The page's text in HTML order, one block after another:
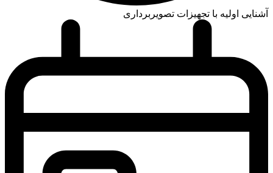
آشنایی اولیه با تجهیزات تصویربرداری